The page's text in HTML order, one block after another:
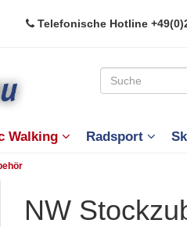
Telefonische Hotline
Walking Radsport
NW